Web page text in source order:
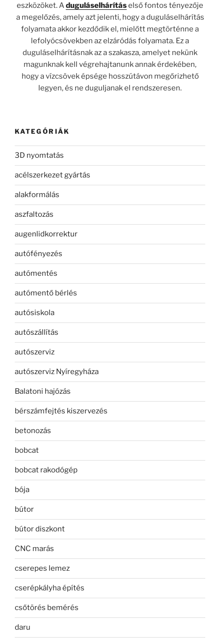
eszközöket. Aduguláselhárításelső fontos tényezője
a megelőzés, amely azt jelenti, hogy a duguláselhárítás
folyamata akkor kezdődik el, mielőtt megtörténne a
lefolyócsövekben az elzáródás folyamata. Ez a
duguláselhárításnak az a szakasza, amelyet nekünk
magunknak kell végrehajtanunk annak érdekében,
hogy a vízcsövek épsége hosszútávon megőrizhető
legyen, és ne duguljanak el rendszeresen.
KATEGÓRIÁK
3D nyomtatás
acélszerkezet gyártás
alakformálás
aszfaltozás
augenlidkorrektur
autófényezés
autómentés
autómentő bérlés
autósiskola
autószállítás
autószerviz
autószerviz Nyíregyháza
Balatoni hajózás
bérszámfejtés kiszervezés
betonozás
bobcat
bobcat rakodógép
bója
bútor
bútor diszkont
CNC marás
cserepes lemez
cserépkályha építés
csőtörés bemérés
daru